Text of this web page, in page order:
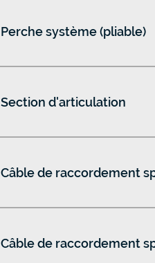
Perche système (pliable)
Section d'articulation
Câble de raccordement
Câble de raccordement